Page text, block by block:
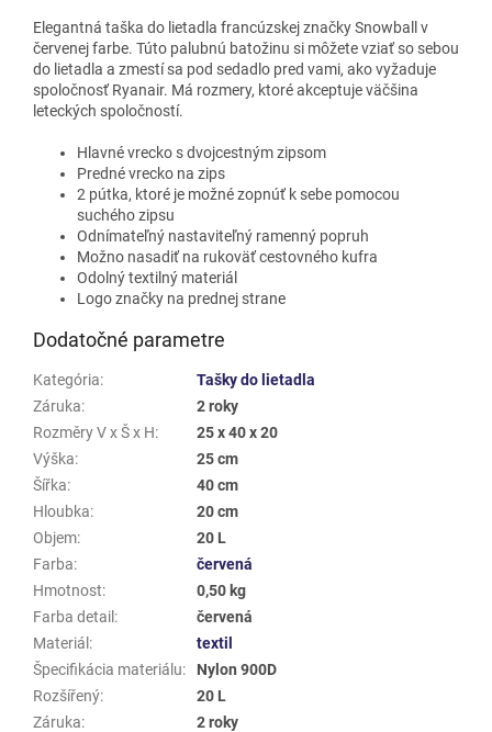
Elegantná taška do lietadla francúzskej značky Snowball
v
červenej farbe. Túto palubnú batožinu si môžete vziať so sebou
do lietadla a zmestí sa pod sedadlo pred vami, ako vyžaduje
spoločnosť Ryanair. Má rozmery, ktoré akceptuje väčšina
leteckých spoločností.
Hlavné vrecko s dvojcestným zipsom
Predné vrecko na zips
2 pútka, ktoré je možné zopnúť k sebe pomocou
suchého zipsu
Odnímateľný nastaviteľný ramenný popruh
Možno nasadiť na rukoväť cestovného kufra
Odolný textilný materiál
Logo značky na prednej strane
Dodatočné parametre
Kategória:
Tašky do lietadla
Záruka:
2 roky
Rozměry V x Š x H:
25 x 40 x 20
Výška:
25 cm
Šířka:
40 cm
Hloubka:
20 cm
Objem:
20 L
Farba:
červená
Hmotnost:
0,50 kg
Farba detail :
červená
Materiál :
textil
Špecifikácia materiálu:
Nylon 900D
Rozšířený:
20 L
Záruka:
2 roky